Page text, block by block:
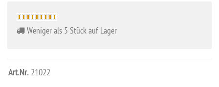
Weniger als 5 Stück auf Lager
Art.Nr. 21022